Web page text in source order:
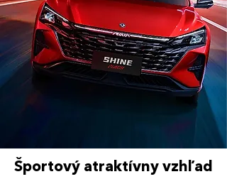
Športový atraktívny vzhľad